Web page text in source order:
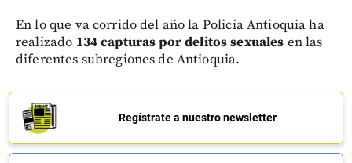
En lo que va corrido del año la Policía Antioquia ha
realizado 134 capturas por delitos sexuales en las
diferentes subregiones de Antioquia.
Regístrate a nuestro newsletter